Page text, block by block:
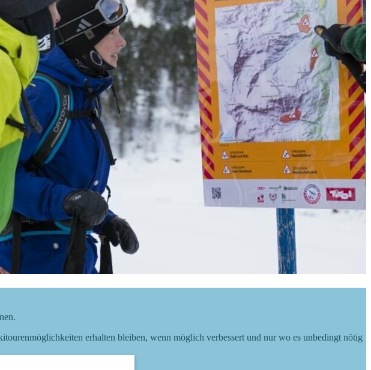
erhalten bleiben, wenn möglich verbessert und nur wo es unbedingt nötig